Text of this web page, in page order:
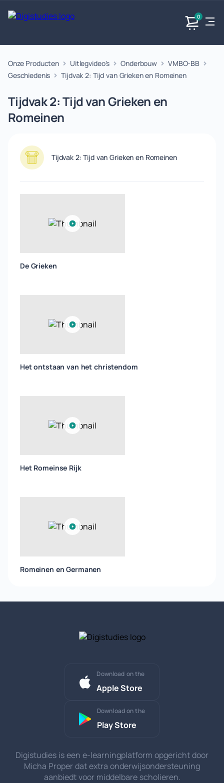
0
Exacte
vakken
vakken.
Taalvakken
vakken.
Maatschappijvakken
Geen vakken.
Producten
Onze Producten Uitlegvideo's Onderbouw
VMBO-BB
Geschiedenis
Tijdvak 2: Tijd van Grieken en Romeinen
Tijdvak 2: Tijd van Grieken en
Romeinen
Tijdvak 2: Tijd van Grieken en Romeinen
De Grieken
Het ontstaan van het christendom
Het Romeinse Rijk
Romeinen en Germanen
Download on the
Apple Store
Download on the
Play Store
Digistudies is een e-learningplatform opgericht door
Micha Proper dat extra onderwijsondersteuning
aanbiedt voor middelbare scholieren.